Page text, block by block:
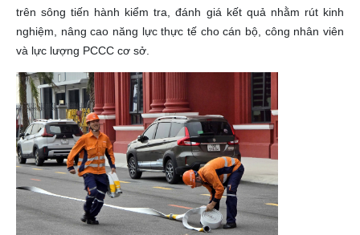
trên sông tiến hành kiểm tra, đánh giá kết quả nhằm rút kinh
nghiệm, nâng cao năng lực thực tế cho cán bộ, công nhân viên
và lực lượng PCCC cơ sở.